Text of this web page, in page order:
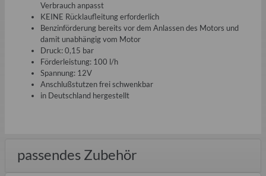
Verbrauch anpasst
KEINE Rücklaufleitung erforderlich
Benzinförderung bereits vor dem Anlassen des Motors und
damit unabhängig vom Motor
Druck: 0,15 bar
Förderleistung: 100 l/h
Spannung: 12V
Anschlußstutzen frei schwenkbar
in Deutschland hergestellt
passendes Zubehör